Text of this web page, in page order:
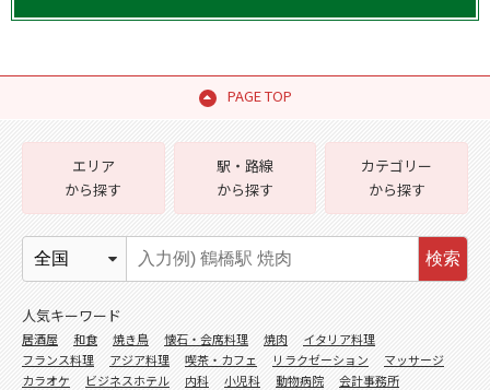
PAGE TOP
エリア
から探す
駅・路線
から探す
カテゴリー
から探す
検索
人気キーワード
居酒屋 和食 焼き鳥 懐石・会席料理 焼肉
イタリア料理
フランス料理
アジア料理 喫茶・カフェ リラクゼーション
マッサージ
カラオケ
ビジネスホテル 内科 小児科 動物病院
会計事務所